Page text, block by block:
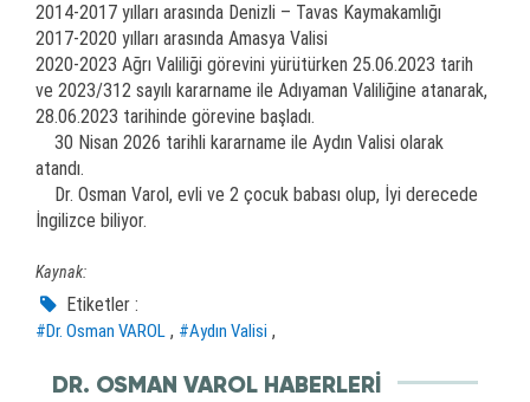
2014-2017 yılları arasında Denizli – Tavas Kaymakamlığı
2017-2020 yılları arasında Amasya Valisi
2020-2023 Ağrı Valiliği görevini yürütürken 25.06.2023 tarih
ve 2023/312 sayılı kararname ile Adıyaman Valiliğine atanarak,
28.06.2023 tarihinde görevine başladı.
30 Nisan 2026 tarihli kararname ile Aydın Valisi olarak
atandı.
Dr. Osman Varol, evli ve 2 çocuk babası olup, İyi derecede
İngilizce biliyor.
Kaynak:
Etiketler :
#Dr. Osman VAROL , #Aydın Valisi ,
DR. OSMAN VAROL HABERLERI